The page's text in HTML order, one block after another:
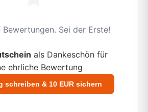
Bewertungen. Sei der Erste!
als Dankeschön für
ehrliche Bewertung
schreiben & 10 EUR sichern